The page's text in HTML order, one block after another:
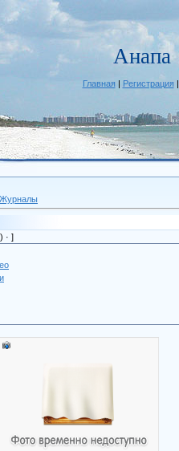
Анапа
Главная| Регистрация|
Журналы
· ]